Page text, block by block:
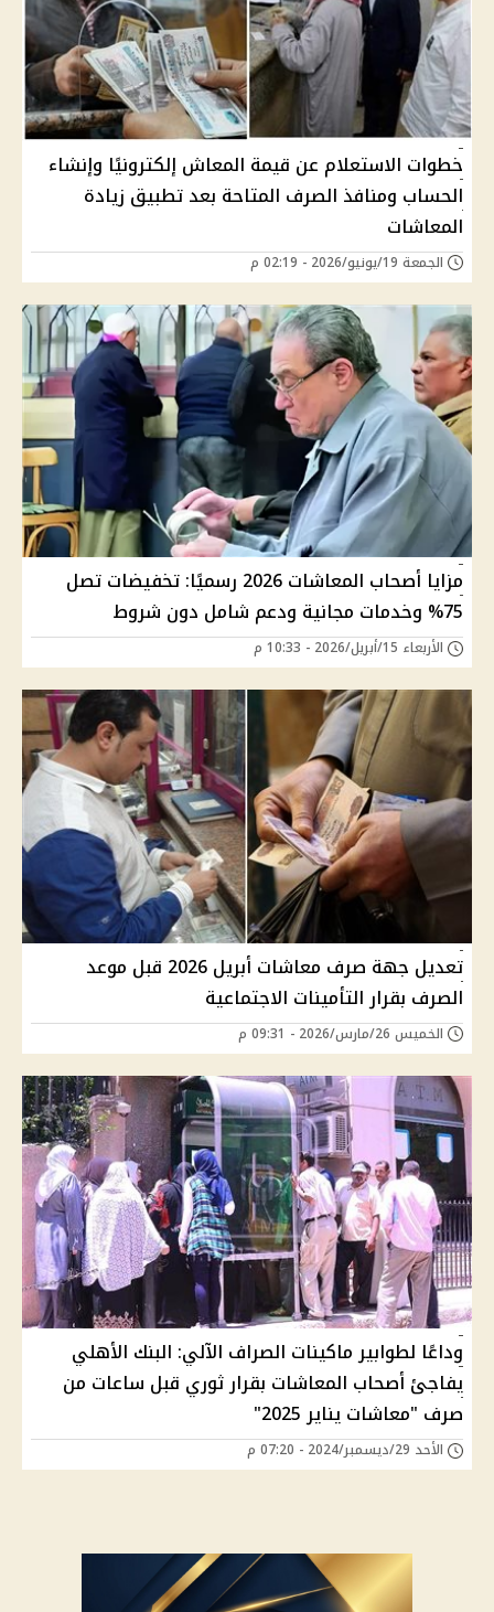
خطوات الاستعلام عن قيمة المعاش إلكترونيًا وإنشاء
الحساب ومنافذ الصرف المتاحة بعد تطبيق زيادة
المعاشات
الجمعة 19/يونيو/2026 - 02:19 م
مزايا أصحاب المعاشات 2026 رسميًا: تخفيضات تصل
75% وخدمات مجانية ودعم شامل دون شروط
الأربعاء 15/أبريل/2026 - 10:33 م
تعديل جهة صرف معاشات أبريل 2026 قبل موعد
الصرف بقرار التأمينات الاجتماعية
الخميس 26/مارس/2026 - 09:31 م
وداعًا لطوابير ماكينات الصراف الآلي: البنك الأهلي
يفاجئ أصحاب المعاشات بقرار ثوري قبل ساعات من
صرف "معاشات يناير 2025"
الأحد 29/ديسمبر/2024 - 07:20 م